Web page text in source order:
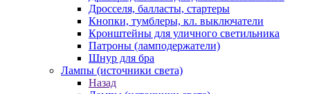
Дросселя, балласты, стартеры
Кнопки, тумблеры, кл. выключатели
Кронштейны для уличного светильника
Патроны (ламподержатели)
Шнур для бра
Лампы (источники света)
Назад